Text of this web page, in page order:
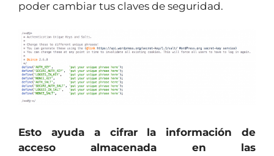
poder cambiar tus claves de seguridad.
Esto ayuda a cifrar la información de
acceso almacenada en las